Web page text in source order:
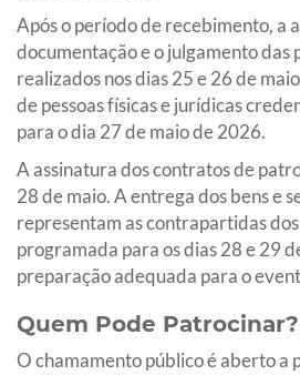
Após o período de recebimento, a
documentação e o julgamento das
realizados nos dias 25 e 26 de
de pessoas físicas e jurídicas
para o dia 27 de maio de 2026.
A assinatura dos contratos de
28 de maio. A entrega dos bens e
representam as contrapartidas
programada para os dias 28 e 29
preparação adequada para o
Quem Pode Patrocinar?
O chamamento público é aberto a